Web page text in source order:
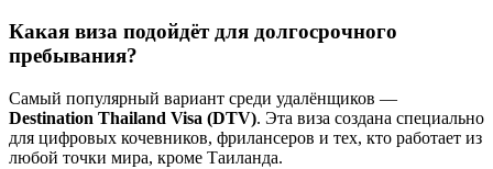
Какая виза подойдёт для долгосрочного
пребывания?
Самый популярный вариант среди удалёнщиков —
Destination Thailand Visa (DTV). Эта виза создана специально
для цифровых кочевников, фрилансеров и тех, кто работает из
любой точки мира, кроме Таиланда.